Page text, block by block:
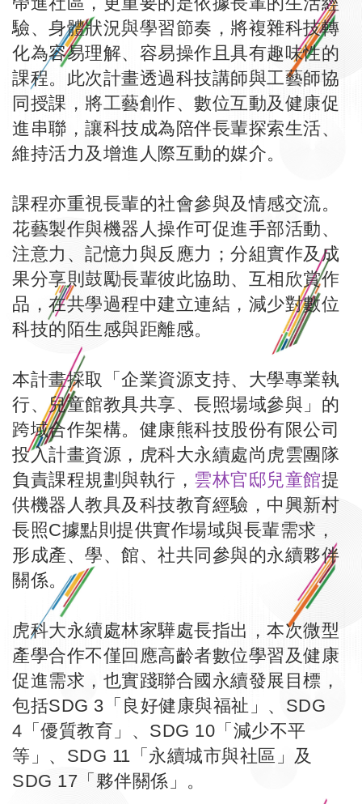
驗、身體狀況與學習節奏，將複雜科技轉
化為容易理解、容易操作且具有趣味性的
課程。此次計畫透過科技講師與工藝師協
同授課，將工藝創作、數位互動及健康促
進串聯，讓科技成為陪伴長輩探索生活、
維持活力及增進人際互動的媒介。
課程亦重視長輩的社會參與及情感交流。
花藝製作與機器人操作可促進手部活動、
注意力、記憶力與反應力；分組實作及成
果分享則鼓勵長輩彼此協助、互相欣賞作
品，在共學過程中建立連結，減少對數位
科技的陌生感與距離感。
本計畫採取「企業資源支持、大學專業執
行、兒童館教具共享、長照場域參與」的
跨域合作架構。健康熊科技股份有限公司
投入計畫資源，虎科大永續處尚虎雲團隊
負責課程規劃與執行， 雲林官邸兒童館提
供機器人教具及科技教育經驗，中興新村
長照C據點則提供實作場域與長輩需求，
形成產、學、館、社共同參與的永續夥伴
關係。
虎科大永續處林家驊處長指出，本次微型
產學合作不僅回應高齡者數位學習及健康
促進需求，也實踐聯合國永續發展目標，
包括SDG 3「良好健康與福祉」、SDG
4「優質教育」、SDG 10「減少不平
等」、SDG 11「永續城市與社區」及
SDG 17「夥伴關係」。